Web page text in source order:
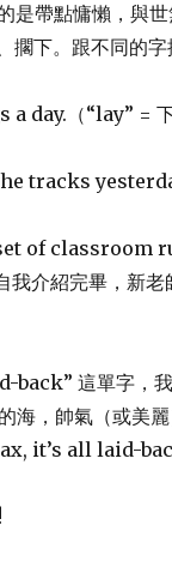
帶點慵懶，與
下。跟不同的字
day.（“lay” =
of classroom
介紹完畢，新老
back” 這單字，
海，帥氣（或美
it’s all laid-